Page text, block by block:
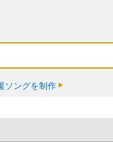
ソングを制作